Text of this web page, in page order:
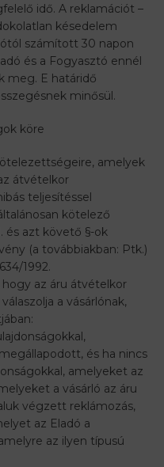
idő. A reklamációt –
késedelem
számított 30 napon
és a Fogyasztó ennél
meg. E határidő
minősül.
köre
amelyek
átvételkor
teljesítéssel
kötelező
és azt követő §-ok
(a továbbiakban: Ptk.)
1992.
hogy az áru átvételkor
a vásárlónak,
és ha nincs
amelyeket az
a vásárló az áru
végzett reklámozás,
az Eladó a
az ilyen típusú